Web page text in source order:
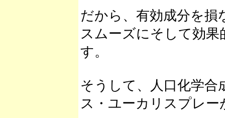
だから、有効成分を
スムーズにそして効
す。
そうして、人口化学合
ス・ユーカリスプレ